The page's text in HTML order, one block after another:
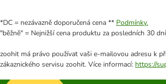
*DC = nezávazně doporučená cena ** Podmínky.
"běžně" = Nejnižší cena produktu za posledních 30
zoohit má právo používat vaši e-mailovou adresu k
zákaznického servisu zoohit. Více informací: https://